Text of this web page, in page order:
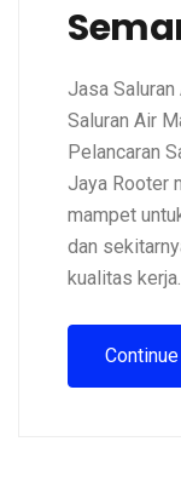
Jasa
Saluran Air
Pelancaran
Jaya Rooter
mampet
dan
kualitas
Continue